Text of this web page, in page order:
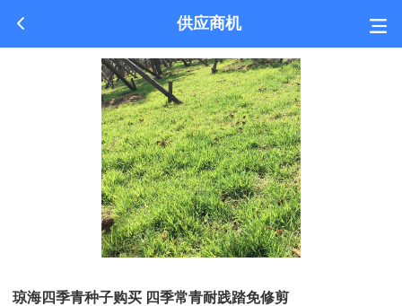
供应商机
琼海四季青种子购买 四季常青耐践踏免修剪